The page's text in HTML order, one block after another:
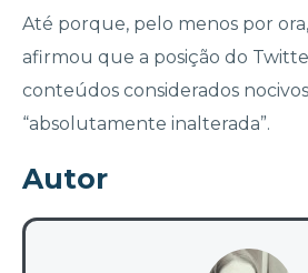
Até porque, pelo menos por
afirmou que a posição do
conteúdos considerados
“absolutamente inalterada”.
Autor